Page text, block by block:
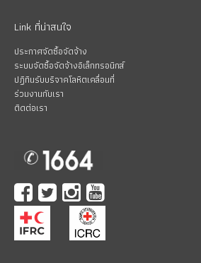
Link ที่น่าสนใจ
ประกาศจัดซื้อจัดจ้าง
ระบบจัดซื้อจัดจ้างอิเล็กทรอนิกส์
ปฏิทินรับบริจาคโลหิตเคลื่อนที่
ร่วมงานกับเรา
ติดต่อเรา